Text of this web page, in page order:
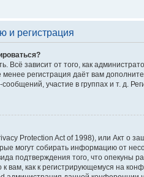
и регистрация
Всё зависит от того, как
регистрация даёт вам
участие в группах и т. д.
Protection Act of 1998), или Акт о
могут собирать информацию от
подтверждения того, что
вам, как к регистрирующемуся на